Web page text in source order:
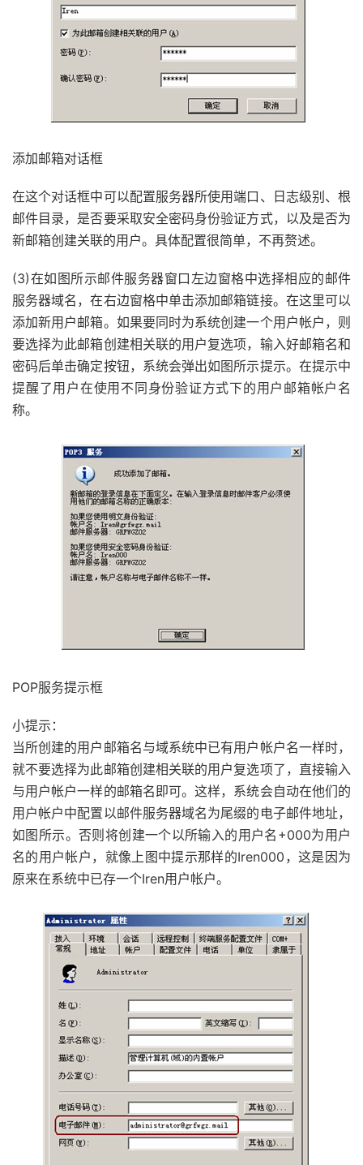
添加邮箱对话框
在这个对话框中可以配置服务器所使用端口、日志级别、根
邮件目录，是否要采取安全密码身份验证方式，以及是否为
新邮箱创建关联的用户。具体配置很简单，不再赘述。
(3)在如图所示邮件服务器窗口左边窗格中选择相应的邮件
服务器域名，在右边窗格中单击添加邮箱链接。在这里可以
添加新用户邮箱。如果要同时为系统创建一个用户帐户，则
要选择为此邮箱创建相关联的用户复选项，输入好邮箱名和
密码后单击确定按钮，系统会弹出如图所示提示。在提示中
提醒了用户在使用不同身份验证方式下的用户邮箱帐户名
称。
POP服务提示框
小提示：
当所创建的用户邮箱名与域系统中已有用户帐户名一样时，
就不要选择为此邮箱创建相关联的用户复选项了，直接输入
与用户帐户一样的邮箱名即可。这样，系统会自动在他们的
用户帐户中配置以邮件服务器域名为尾缀的电子邮件地址，
如图所示。否则将创建一个以所输入的用户名+000为用户
名的用户帐户，就像上图中提示那样的Iren000，这是因为
原来在系统中已存一个Iren用户帐户。